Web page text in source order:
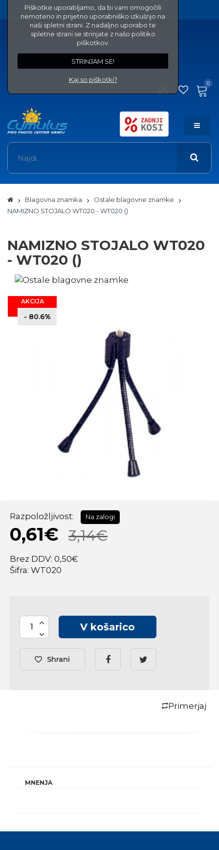
Piškotke uporabljamo, da bi vam omogočili
nemoteno in prijetno uporabniško izkušnjo na
naši spletni strani. Z nadaljno uporabo te
spletne strani se strinjate z našo politiko
piškotkov.
STRINJAM SE!
Kaj so piškotki?
0
Blagovna znamka
Ostale blagovne znamke
NAMIZNO STOJALO WT020 - WT020 ()
NAMIZNO STOJALO WT020
- WT020 ()
AKCIJA
- 80.6%
Razpoložljivost: Na zalogi
0,61€ 3,14€
Brez DDV: 0,50€
Šifra: WT020
V košarico
Shrani
Primerjaj
MNENJA